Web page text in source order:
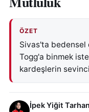
ÖZET
Sivas'ta bedensel
Togg'a binmek
kardeşlerin
İpek Yiğit Tarhan